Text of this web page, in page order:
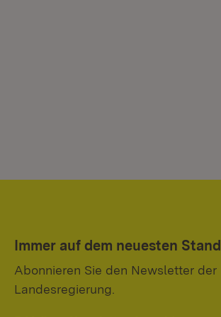
Immer auf dem neuesten Stand
Abonnieren Sie den Newsletter der
Landesregierung.